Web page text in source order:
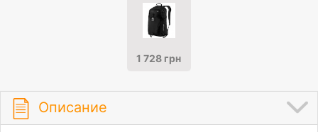
1 728 грн
Описание